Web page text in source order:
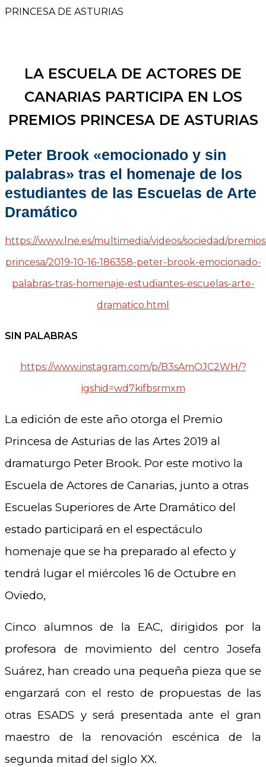
PRINCESA DE ASTURIAS
LA ESCUELA DE ACTORES DE
CANARIAS PARTICIPA EN LOS
PREMIOS PRINCESA DE ASTURIAS
Peter Brook «emocionado y sin
palabras» tras el homenaje de los
estudiantes de las Escuelas de Arte
Dramático
https://www.lne.es/multimedia/videos/sociedad/
princesa/2019-10-16-186358-peter-brook-emocionado-
palabras-tras-homenaje-estudiantes-escuelas-arte-
dramatico.html
SIN PALABRAS
https://www.instagram.com/p/B3sAmOJC2WH/?
igshid=wd7kifbsrmxm
La edición de este año otorga el Premio
Princesa de Asturias de las Artes 2019 al
dramaturgo Peter Brook. Por este motivo la
Escuela de Actores de Canarias, junto a otras
Escuelas Superiores de Arte Dramático del
estado participará en el espectáculo
homenaje que se ha preparado al efecto y
tendrá lugar el miércoles 16 de Octubre en
Oviedo,
Cinco alumnos de la EAC, dirigidos por la
profesora de movimiento del centro Josefa
Suárez, han creado una pequeña pieza que se
engarzará con el resto de propuestas de las
otras ESADS y será presentada ante el gran
maestro de la renovación escénica de la
segunda mitad del siglo XX.